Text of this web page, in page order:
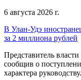
6 августа 2026 г.
В Улан-Удэ
за 2 миллиона рублей
Представитель
сообщив о
характера руководству.